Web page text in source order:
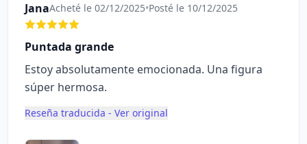
JanaAcheté le 02/12/2025•Posté le 10/12/2025
Puntada grande
Estoy absolutamente emocionada. Una figura
súper hermosa.
Reseña traducida - Ver original